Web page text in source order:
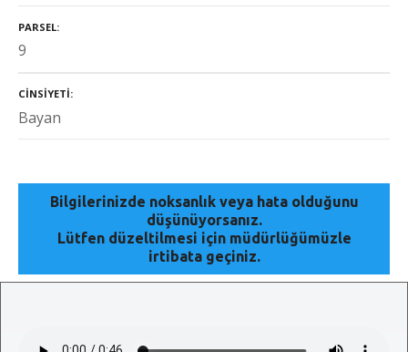
PARSEL
9
CINSIYETI
Bayan
Bilgilerinizde noksanlık veya hata olduğunu
düşünüyorsanız.
Lütfen düzeltilmesi için müdürlüğümüzle
irtibata geçiniz.